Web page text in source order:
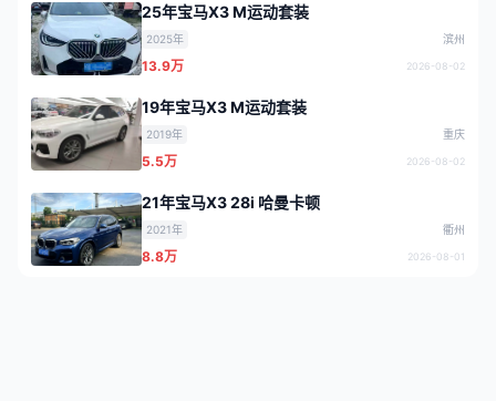
25年宝马X3 M运动套装
2025年 滨州
13.9万 2026-08-02
19年宝马X3 M运动套装
2019年 重庆
5.5万 2026-08-02
21年宝马X3 28i 哈曼卡顿
2021年 衢州
8.8万 2026-08-01